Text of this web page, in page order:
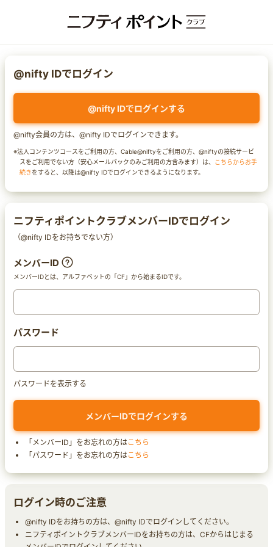
@nifty IDでログイン
@nifty IDでログインする
@nifty会員の方は、@nifty IDでログインできます。
※法人コンテンツコースをご利用の方、Cable@niftyをご利用の方、@niftyの接続サービ
スをご利用でない方（安心メールパックのみご利用の方含みます）は、 こちらからお手
続きをすると、以降は@nifty IDでログインできるようになります。
ニフティポイントクラブメンバーIDでログイン
（@nifty IDをお持ちでない方）
メンバーID
メンバーIDとは、アルファベットの「CF」から始まるIDです。
パスワード
パスワードを表示する
「メンバーID」をお忘れの方はこちら
「パスワード」をお忘れの方はこちら
ログイン時のご注意
@nifty IDをお持ちの方は、@nifty IDでログインしてください。
ニフティポイントクラブメンバーIDをお持ちの方は、CFからはじまる